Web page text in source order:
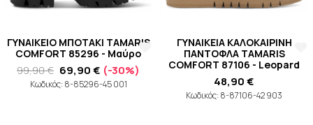
ΓΥΝΑΙΚΕΙΟ ΜΠΟΤΑΚΙ TAMARIS
COMFORT 85296 - Μαύρο
99,90 € 69,90 € (-30%)
Κωδικός: 8-85296-45 001
ΓΥΝΑΙΚΕΙΑ ΚΑΛΟΚΑΙΡΙΝΗ
ΠΑΝΤΟΦΛΑ TAMARIS
COMFORT 87106 - Leopard
48,90 €
Κωδικός: 8-87106-42 903